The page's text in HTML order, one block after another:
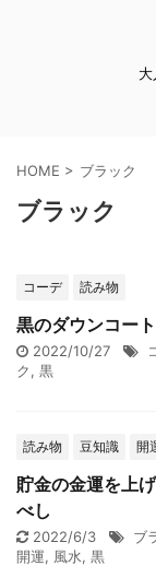
HOME > ブラック
ブラック
コーデ 読み物
黒のダウンコー
2022/10/27
ク, 黒
読み物 豆知識 開
貯金の金運を上
べし
2022/6/3 ブ
開運, 風水, 黒